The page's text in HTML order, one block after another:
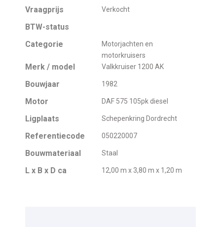
Vraagprijs Verkocht
BTW-status
Categorie
Motorjachten en
motorkruisers
Merk / model Valkkruiser 1200 AK
Bouwjaar 1982
Motor DAF 575 105pk diesel
Ligplaats Schepenkring Dordrecht
Referentiecode 050220007
Bouwmateriaal Staal
L x B x D ca 12,00 m x 3,80 m x 1,20 m